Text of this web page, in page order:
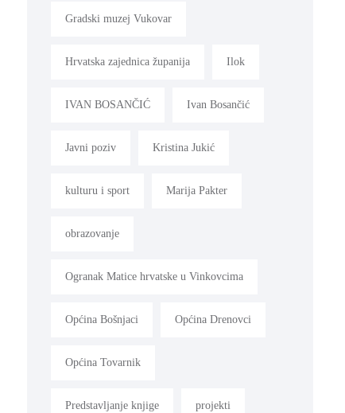
Gradski muzej Vukovar
Hrvatska zajednica županija Ilok
IVAN BOSANČIĆ Ivan Bosančić
Javni poziv Kristina Jukić
kulturu i sport Marija Pakter
obrazovanje
Ogranak Matice hrvatske u Vinkovcima
Općina Bošnjaci Općina Drenovci
Općina Tovarnik
Predstavljanje knjige projekti